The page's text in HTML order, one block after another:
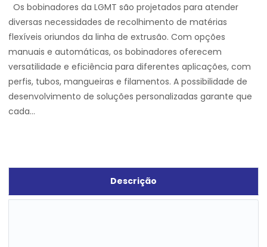
Os bobinadores da LGMT são projetados para atender
diversas necessidades de recolhimento de matérias
flexíveis oriundos da linha de extrusão. Com opções
manuais e automáticas, os bobinadores oferecem
versatilidade e eficiência para diferentes aplicações, com
perfis, tubos, mangueiras e filamentos. A possibilidade de
desenvolvimento de soluções personalizadas garante que
cada...
Descrição